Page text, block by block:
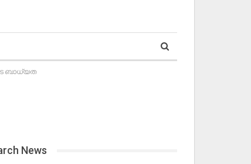
ബാധ്യത
News